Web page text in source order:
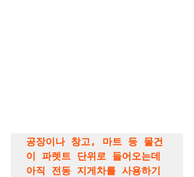
공장이나 창고, 마트 등 물건
이 파렛트 단위로 들어오는데
아직 전동 지게차를 사용하기